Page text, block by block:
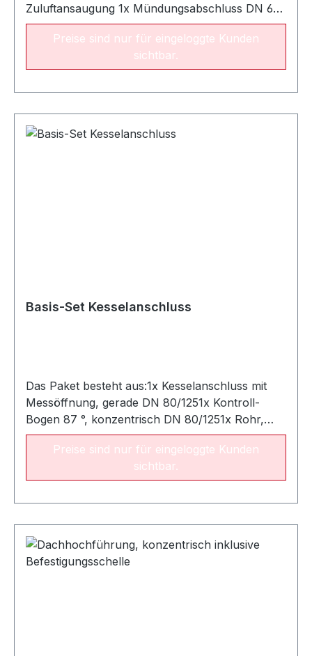
Zuluftansaugung 1x Mündungsabschluss DN 60
= Bauhöhe: 450 mm DN 80 = Bauhöhe: 500 mm
Preise sind nur für eingeloggte Kunden
sichtbar.
Basis-Set Kesselanschluss
Das Paket besteht aus:1x Kesselanschluss mit
Messöffnung, gerade DN 80/1251x Kontroll-
Bogen 87 °, konzentrisch DN 80/1251x Rohr,
kürzbar DN 80/125, Nutzlänge 955 mm
Preise sind nur für eingeloggte Kunden
sichtbar.